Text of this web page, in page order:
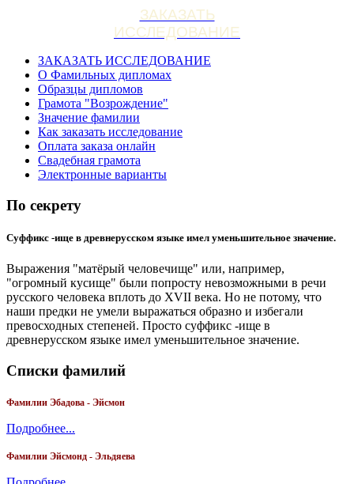
ЗАКАЗАТЬ
ИССЛЕДОВАНИЕ
ЗАКАЗАТЬ ИССЛЕДОВАНИЕ
О Фамильных дипломах
Образцы дипломов
Грамота "Возрождение"
Значение фамилии
Как заказать исследование
Оплата заказа онлайн
Свадебная грамота
Электронные варианты
По секрету
Суффикс -ище в древнерусском языке имел уменьшительное значение.
Выражения "матёрый человечище" или, например,
"огромный кусище" были попросту невозможными в речи
русского человека вплоть до XVII века. Но не потому, что
наши предки не умели выражаться образно и избегали
превосходных степеней. Просто суффикс -ище в
древнерусском языке имел уменьшительное значение.
Списки фамилий
Фамилии Эбадова - Эйсмон
Подробнее...
Фамилии Эйсмонд - Эльдяева